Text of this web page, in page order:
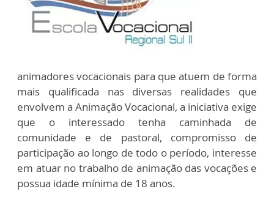
animadores vocacionais para que atuem de forma
mais qualificada nas diversas realidades que
envolvem a Animação Vocacional, a iniciativa exige
que o interessado tenha caminhada de
comunidade e de pastoral, compromisso de
participação ao longo de todo o período, interesse
em atuar no trabalho de animação das vocações e
possua idade mínima de 18 anos.